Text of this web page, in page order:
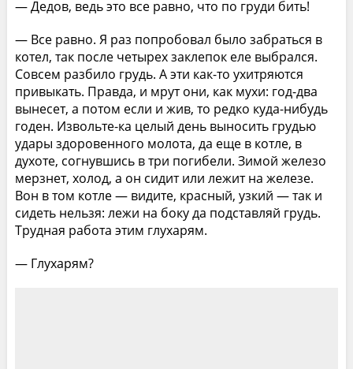
— Дедов, ведь это все равно, что по груди бить!
— Все равно. Я раз попробовал было забраться в
котел, так после четырех заклепок еле выбрался.
Совсем разбило грудь. А эти как-то ухитряются
привыкать. Правда, и мрут они, как мухи: год-два
вынесет, а потом если и жив, то редко куда-нибудь
годен. Извольте-ка целый день выносить грудью
удары здоровенного молота, да еще в котле, в
духоте, согнувшись в три погибели. Зимой железо
мерзнет, холод, а он сидит или лежит на железе.
Вон в том котле — видите, красный, узкий — так и
сидеть нельзя: лежи на боку да подставляй грудь.
Трудная работа этим глухарям.
— Глухарям?